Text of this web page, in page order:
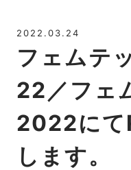
2022.03.24
フェムテ
22／フェ
2022にて
します。